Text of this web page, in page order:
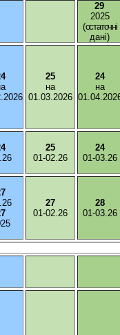
29
2025
(остаточні
дані)
25
на
01.03.2026
24
на
25
01-02.26
24
01-03.26
27
01-02.26
28
01-03.26